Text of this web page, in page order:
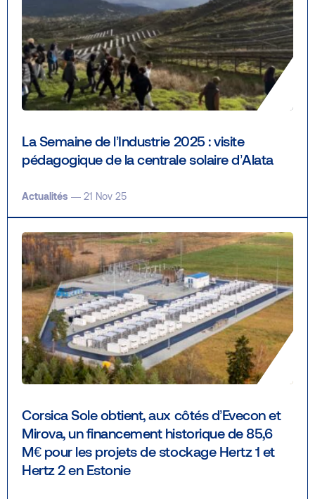
La Semaine de l’Industrie 2025 : visite
pédagogique de la centrale solaire d’Alata
Actualités — 21 Nov 25
Corsica Sole obtient, aux côtés d’Evecon et
Mirova, un financement historique de 85,6
M€ pour les projets de stockage Hertz 1 et
Hertz 2 en Estonie